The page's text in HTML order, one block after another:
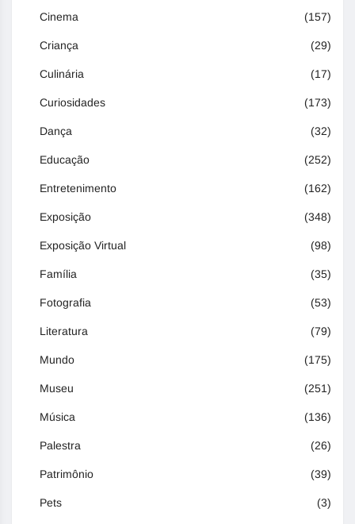
Cinema (157)
Criança (29)
Culinária (17)
Curiosidades (173)
Dança (32)
Educação (252)
Entretenimento (162)
Exposição (348)
Exposição Virtual (98)
Família (35)
Fotografia (53)
Literatura (79)
Mundo (175)
Museu (251)
Música (136)
Palestra (26)
Patrimônio (39)
Pets (3)